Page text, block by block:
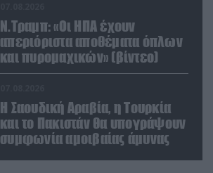
Ν.Τραμπ: «Οι ΗΠΑ έχουν
απεριόριστα αποθέματα όπλων
και πυρομαχικών» (βίντεο)
Η Σαουδική Αραβία, η Τουρκία
και το Πακιστάν θα υπογράψουν
συμφωνία αμοιβαίας άμυνας